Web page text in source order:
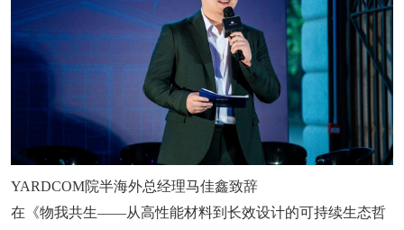
YARDCOM院半海外总经理马佳鑫致辞
在《物我共生——从高性能材料到长效设计的可持续生态哲